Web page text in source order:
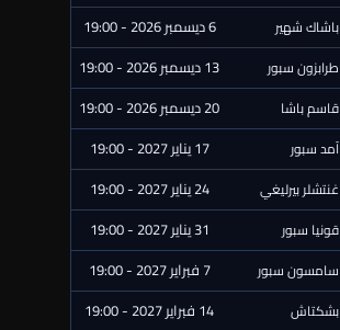
باشاك شهير 6 ديسمبر 2026 - 19:00
طرابزون سبور 13 ديسمبر 2026 - 19:00
قاسم باشا 20 ديسمبر 2026 - 19:00
آمد سبور 17 يناير 2027 - 19:00
غنتشلر بيرليغي 24 يناير 2027 - 19:00
قونيا سبور 31 يناير 2027 - 19:00
سامسون سبور 7 فبراير 2027 - 19:00
بشكتاش 14 فبراير 2027 - 19:00